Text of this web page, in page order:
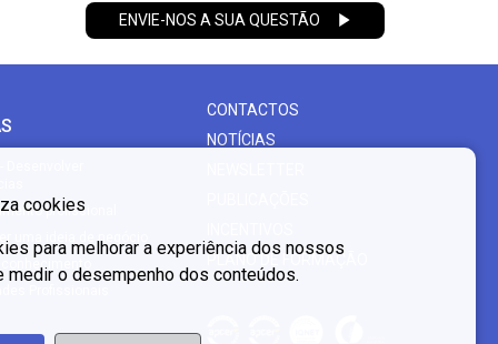
ENVIE-NOS A SUA QUESTÃO
profissional
uma ideia de negócio
conhecimento
CONTACTOS
NOTÍCIAS
PLANO DE FORMAÇÃO
cookies
para melhorar a experiência dos nossos
medir o desempenho dos conteúdos.